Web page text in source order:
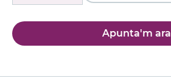
Apunta'm ara